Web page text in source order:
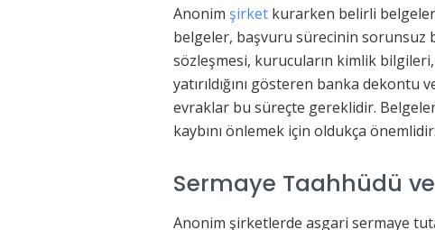
Anonim şirket kurarken belirli
belgeler, başvuru sürecinin sorunsuz
sözleşmesi, kurucuların kimlik
yatırıldığını gösteren banka
evraklar bu süreçte gereklidir.
kaybını önlemek için oldukça önemlidir.
Sermaye Taahhüdü
Anonim şirketlerde asgari sermaye